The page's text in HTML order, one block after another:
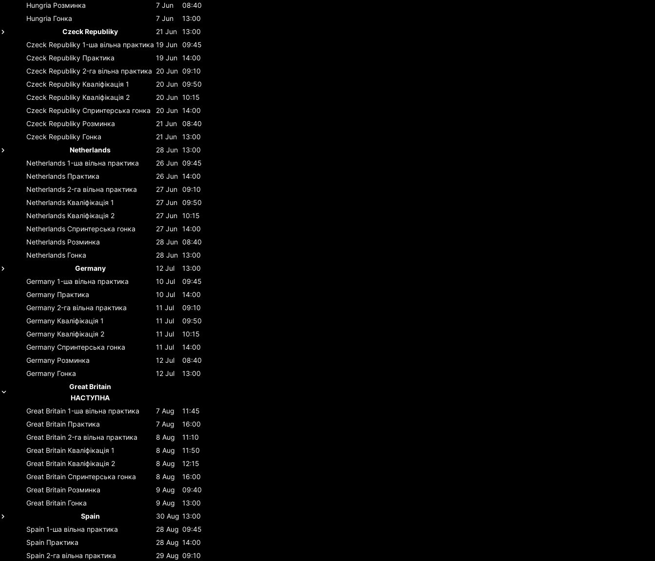
Hungria Розминка 7 Jun
08:40
Hungria Гонка 7 Jun
13:00
Czeck Republiky
21 Jun
13:00
Czeck Republiky 1-ша вільна практика 19 Jun 09:45
Czeck Republiky Практика 19 Jun 14:00
Czeck Republiky 2-га вільна практика 20 Jun 09:10
Czeck Republiky Кваліфікація 1 20 Jun 09:50
Czeck Republiky Кваліфікація 2 20 Jun 10:15
Czeck Republiky Спринтерська гонка 20 Jun 14:00
Czeck Republiky Розминка 21 Jun
08:40
Czeck Republiky Гонка 21 Jun
13:00
Netherlands
28 Jun 13:00
Netherlands 1-ша вільна практика 26 Jun 09:45
Netherlands Практика 26 Jun 14:00
Netherlands 2-га вільна практика 27 Jun 09:10
Netherlands Кваліфікація 1 27 Jun 09:50
Netherlands Кваліфікація 2 27 Jun 10:15
Netherlands Спринтерська гонка 27 Jun 14:00
Netherlands Розминка 28 Jun 08:40
Netherlands Гонка 28 Jun 13:00
Germany
12 Jul
13:00
Germany 1-ша вільна практика 10 Jul
09:45
Germany Практика 10 Jul
14:00
Germany 2-га вільна практика 11 Jul
09:10
Germany Кваліфікація 1 11 Jul
09:50
Germany Кваліфікація 2 11 Jul
10:15
Germany Спринтерська гонка 11 Jul
14:00
Germany Розминка 12 Jul
08:40
Germany Гонка 12 Jul
13:00
Great Britain
НАСТУПНА
Great Britain 1-ша вільна практика 7 Aug
11:45
Great Britain Практика 7 Aug
16:00
Great Britain 2-га вільна практика 8 Aug
11:10
Great Britain Кваліфікація 1 8 Aug
11:50
Great Britain Кваліфікація 2 8 Aug
12:15
Great Britain Спринтерська гонка 8 Aug
16:00
Great Britain Розминка 9 Aug
09:40
Great Britain Гонка 9 Aug
13:00
Spain
30 Aug 13:00
Spain 1-ша вільна практика 28 Aug 09:45
Spain Практика 28 Aug 14:00
Spain 2-га вільна практика 29 Aug 09:10